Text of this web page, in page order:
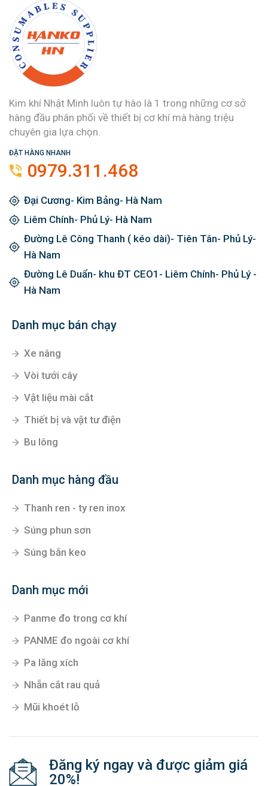
Kim khí Nhật Minh luôn tự hào là 1 trong những cơ sở
hàng đầu phân phối về thiết bị cơ khí mà hàng triệu
chuyên gia lựa chọn.
ĐẶT HÀNG NHANH
0979.311.468
Đại Cương- Kim Bảng- Hà Nam
Liêm Chính- Phủ Lý- Hà Nam
Đường Lê Công Thanh ( kéo dài)- Tiên Tân- Phủ Lý-
Hà Nam
Đường Lê Duẩn- khu ĐT CEO1- Liêm Chính- Phủ Lý -
Hà Nam
Danh mục bán chạy
Xe nâng
Vòi tưới cây
Vật liệu mài cắt
Thiết bị và vật tư điện
Bu lông
Danh mục hàng đầu
Thanh ren - ty ren inox
Súng phun sơn
Súng bắn keo
Danh mục mới
Panme đo trong cơ khí
PANME đo ngoài cơ khí
Pa lăng xích
Nhẵn cắt rau quả
Mũi khoét lỗ
Đăng ký ngay và được giảm giá
20%!